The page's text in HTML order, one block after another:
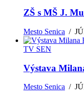
ZŠ s MŠ J.
Mesto Senica /
TV SEN
Výstava
Mesto Senica /